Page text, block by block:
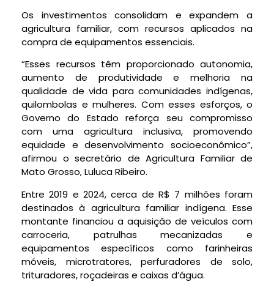
Os investimentos consolidam e expandem a
agricultura familiar, com recursos aplicados na
compra de equipamentos essenciais.
“Esses recursos têm proporcionado autonomia,
aumento de produtividade e melhoria na
qualidade de vida para comunidades indígenas,
quilombolas e mulheres. Com esses esforços, o
Governo do Estado reforça seu compromisso
com uma agricultura inclusiva, promovendo
equidade e desenvolvimento socioeconômico”,
afirmou o secretário de Agricultura Familiar de
Mato Grosso, Luluca Ribeiro.
Entre 2019 e 2024, cerca de R$ 7 milhões foram
destinados à agricultura familiar indígena. Esse
montante financiou a aquisição de veículos com
carroceria, patrulhas mecanizadas e
equipamentos específicos como farinheiras
móveis, microtratores, perfuradores de solo,
trituradores, roçadeiras e caixas d’água.